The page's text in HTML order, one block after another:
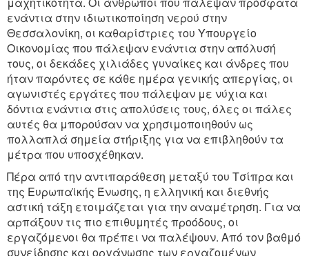
ενάντια στην ιδιωτικοποίηση νερού στην
Θεσσαλονίκη, οι καθαρίστριες του Υπουργείο
Οικονομίας που πάλεψαν ενάντια στην απόλυσή
τους, οι δεκάδες χιλιάδες γυναίκες και άνδρες που
ήταν παρόντες σε κάθε ημέρα γενικής απεργίας, οι
αγωνιστές εργάτες που πάλεψαν με νύχια και
δόντια ενάντια στις απολύσεις τους, όλες οι πάλες
αυτές θα μπορούσαν να χρησιμοποιηθούν ως
πολλαπλά σημεία στήριξης για να επιβληθούν τα
μέτρα που υποσχέθηκαν.
Πέρα από την αντιπαράθεση μεταξύ του Τσίπρα και
της Ευρωπαϊκής Ένωσης, η ελληνική και διεθνής
αστική τάξη ετοιμάζεται για την αναμέτρηση. Για να
αρπάξουν τις πιο επιθυμητές προόδους, οι
εργαζόμενοι θα πρέπει να παλέψουν. Από τον βαθμό
συνείδησης και οργάνωσης των εργαζομένων